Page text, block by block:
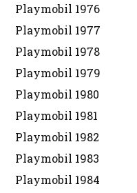
Playmobil 1976
Playmobil 1977
Playmobil 1978
Playmobil 1979
Playmobil 1980
Playmobil 1981
Playmobil 1982
Playmobil 1983
Playmobil 1984